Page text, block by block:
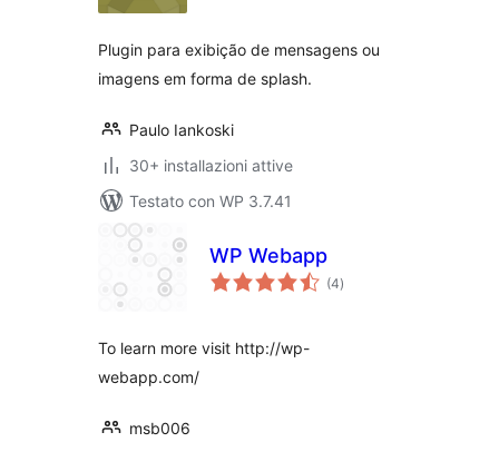
Plugin para exibição de mensagens ou
imagens em forma de splash.
Paulo Iankoski
30+ installazioni attive
Testato con WP 3.7.41
WP Webapp
(4valutazioni
totali
)
To learn more visit http://wp-
webapp.com/
msb006